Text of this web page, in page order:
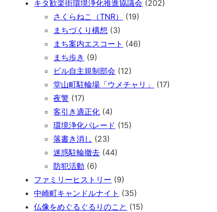
キタ歓楽街環境浄化推進協議会 (202)
さくらねこ（TNR）
(19)
まちづくり構想 (3)
まち案内エスコート (46)
まち歩き (9)
ビル自主規制部会 (12)
堂山町駐輪場「ウメチャリ」
(17)
夜警 (17)
客引き適正化 (4)
環境浄化パレード (15)
落書き消し (23)
迷惑駐輪撤去 (44)
防犯活動 (6)
ファミリーヒストリー (9)
中崎町キャンドルナイト (35)
仏像をめぐるぐるりのこと (15)